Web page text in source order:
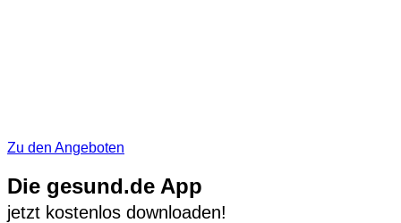
Zu den Angeboten
Die gesund.de App
jetzt kostenlos downloaden!